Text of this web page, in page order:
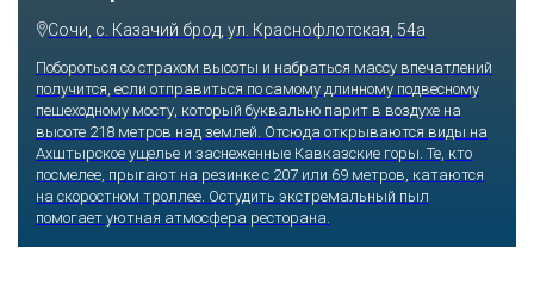
Сочи, с. Казачий брод, ул. Краснофлотская, 54а
Побороться со страхом высоты и набраться массу впечатлений
получится, если отправиться по самому длинному подвесному
пешеходному мосту, который буквально парит в воздухе на
высоте 218 метров над землей. Отсюда открываются виды на
Ахштырское ущелье и заснеженные Кавказские горы. Те, кто
посмелее, прыгают на резинке с 207 или 69 метров, катаются
на скоростном троллее. Остудить экстремальный пыл
помогает уютная атмосфера ресторана.